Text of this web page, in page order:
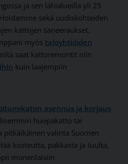
ja sen lähialueilla yli 25
sekä uudiskohteiden
kattojen saneeraukset.
myös taloyhtiöiden
saat kattoremontit niin
kuin laajempiin
asennus ja korjaus.
huopakatto tai
valinta Suomen
kosteutta, pakkasta ja tuulta,
monenlaisiin